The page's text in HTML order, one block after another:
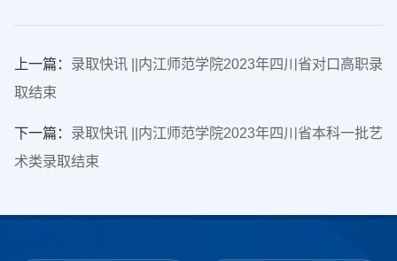
上一篇： 录取快讯 ||内江师范学院2023年四川省对口高职录
取结束
下一篇： 录取快讯 ||内江师范学院2023年四川省本科一批艺
术类录取结束